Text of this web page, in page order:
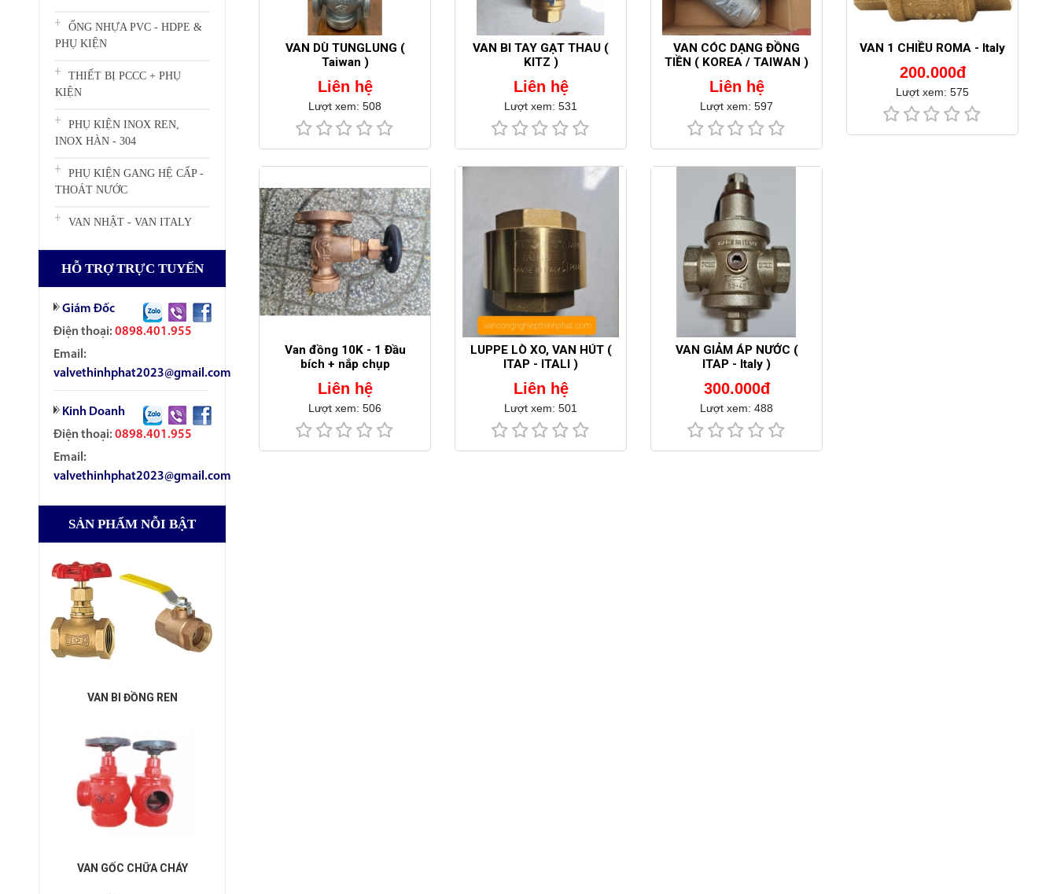
ỐNG NHỰA PVC - HDPE &
PHỤ KIỆN
THIẾT BỊ PCCC + PHỤ
KIỆN
PHỤ KIỆN INOX REN,
INOX HÀN - 304
PHỤ KIỆN GANG HỆ CẤP -
THOÁT NƯỚC
VAN NHẬT - VAN ITALY
HỖ TRỢ TRỰC TUYẾN
Giám Đốc
Điện thoại: 0898.401.955
Email:
valvethinhphat2023@gmail.com
Kinh Doanh
Điện thoại: 0898.401.955
Email:
valvethinhphat2023@gmail.com
SẢN PHẨM NỖI BẬT
VAN BI ĐỒNG REN
VAN GỐC CHỮA CHÁY
VAN DÙ TUNGLUNG (
Taiwan )
Liên hệ
Lượt xem: 508
VAN BI TAY GẠT THAU (
KITZ )
Liên hệ
Lượt xem: 531
VAN CÓC DẠNG ĐỒNG
TIỀN ( KOREA / TAIWAN )
Liên hệ
Lượt xem: 597
VAN 1 CHIỀU ROMA - Italy
200.000đ
Lượt xem: 575
Van đồng 10K - 1 Đầu
bích + nắp chụp
Liên hệ
Lượt xem: 506
LUPPE LÒ XO, VAN HÚT (
ITAP - ITALI )
Liên hệ
Lượt xem: 501
VAN GIẢM ÁP NƯỚC (
ITAP - Italy )
300.000đ
Lượt xem: 488